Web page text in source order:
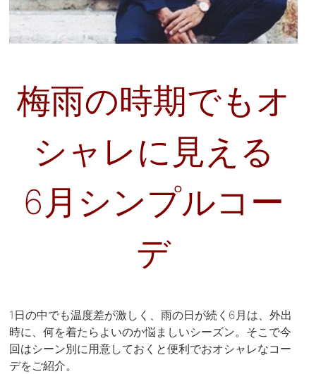
梅雨の時期でもオ
シャレに見える
6月シンプルコー
デ
1日の中でも温度差が激しく、雨の日が続く6月は、外出
時に、何を着たらよいのか悩ましいシーズン。そこで今
回はシーン別に用意しておくと便利でおオシャレなコー
デをご紹介。